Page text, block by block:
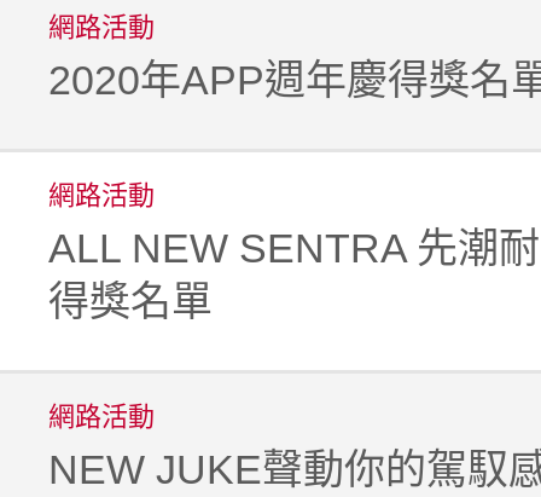
網路活動
2020年APP週年慶得獎名
網路活動
ALL NEW SENTRA 先潮
得獎名單
網路活動
NEW JUKE聲動你的駕馭